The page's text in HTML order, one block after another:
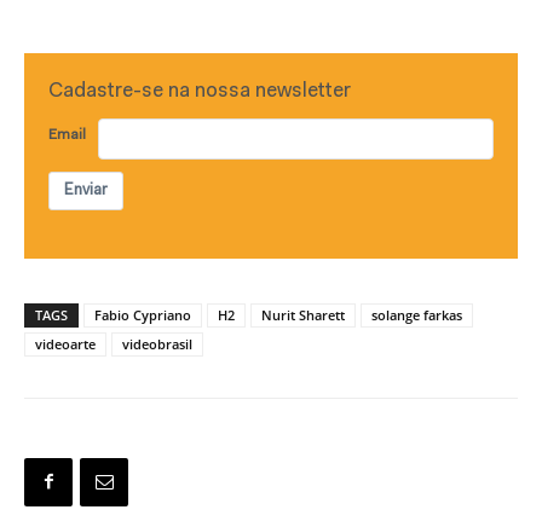
Cadastre-se na nossa newsletter
Email
Enviar
TAGS Fabio Cypriano H2 Nurit Sharett
solange farkas
videoarte
videobrasil